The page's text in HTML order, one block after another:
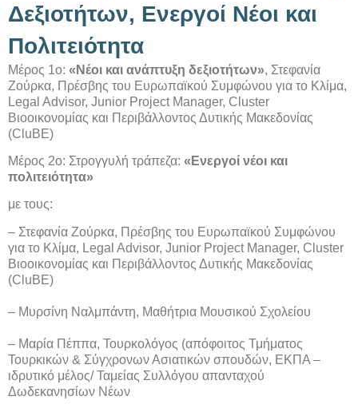
Δεξιοτήτων, Ενεργοί Νέοι και
Πολιτειότητα
Μέρος 1ο: «Νέοι και ανάπτυξη δεξιοτήτων», Στεφανία
Ζούρκα, Πρέσβης του Ευρωπαϊκού Συμφώνου για το Κλίμα,
Legal Advisor, Junior Project Manager, Cluster
Bιοοικονομίας και Περιβάλλοντος Δυτικής Μακεδονίας
(CluBE)
Μέρος 2ο: Στρογγυλή τράπεζα: «Ενεργοί νέοι και
πολιτειότητα»
με τους:
– Στεφανία Ζούρκα, Πρέσβης του Ευρωπαϊκού Συμφώνου
για το Κλίμα, Legal Advisor, Junior Project Manager, Cluster
Bιοοικονομίας και Περιβάλλοντος Δυτικής Μακεδονίας
(CluBE)
– Μυρσίνη Ναλμπάντη, Μαθήτρια Μουσικού Σχολείου
– Μαρία Πέππα, Τουρκολόγος (απόφοιτος Τμήματος
Τουρκικών & Σύγχρονων Ασιατικών σπουδών, ΕΚΠΑ –
ιδρυτικό μέλος/ Ταμείας Συλλόγου απανταχού
Δωδεκανησίων Νέων